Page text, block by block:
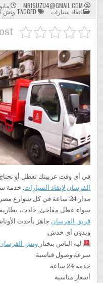
MRISUZU4@GMAIL.COM مايو 16, 2026
POSTED
IN
انقاذ سيارات ونش
في أي وقت عربيتك تعطل أو
الفرسان لإنقاذ السيارات. خدمة
مدار 24 ساعة في كل شوارع مصر.
سواء عطل مفاجئ، حادث،
فريق الفرسان جاهز بأحدث
وبدون أي خدش.
ليه الناس بتختار ونش الفرسان
سرعة وصول قياسية
خدمة 24 ساعة
أسعار مناسبة